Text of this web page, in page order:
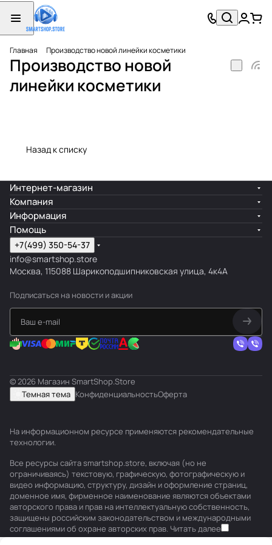
Главная Производство новой линейки косметики
Производство новой
линейки косметики
Назад к списку
Интернет-магазин
Компания
Информация
Помощь
+7(499) 350-54-37
info@smartshop.store
Москва, 115088 Шарикоподшипниковская улица, 4к4А
Подписаться на новости и акции
© 2026 Магазин SmartShop.Store
Темная тема КонфиденциальностьОферта
На информационном ресурсе применяются рекомендательные
технологии.
Все ресурсы сайта smartshop.store, включая (но не
ограничиваясь) текстовую, графическую, фотографическую и
видео информацию, структуру, дизайн и оформление страниц,
доменное имя, фирменное наименование являются объектами
авторского права и прав на интеллектуальную собственность,
защищены российским законодательством и международными
соглашениями об охране авторских прав. Читать далее